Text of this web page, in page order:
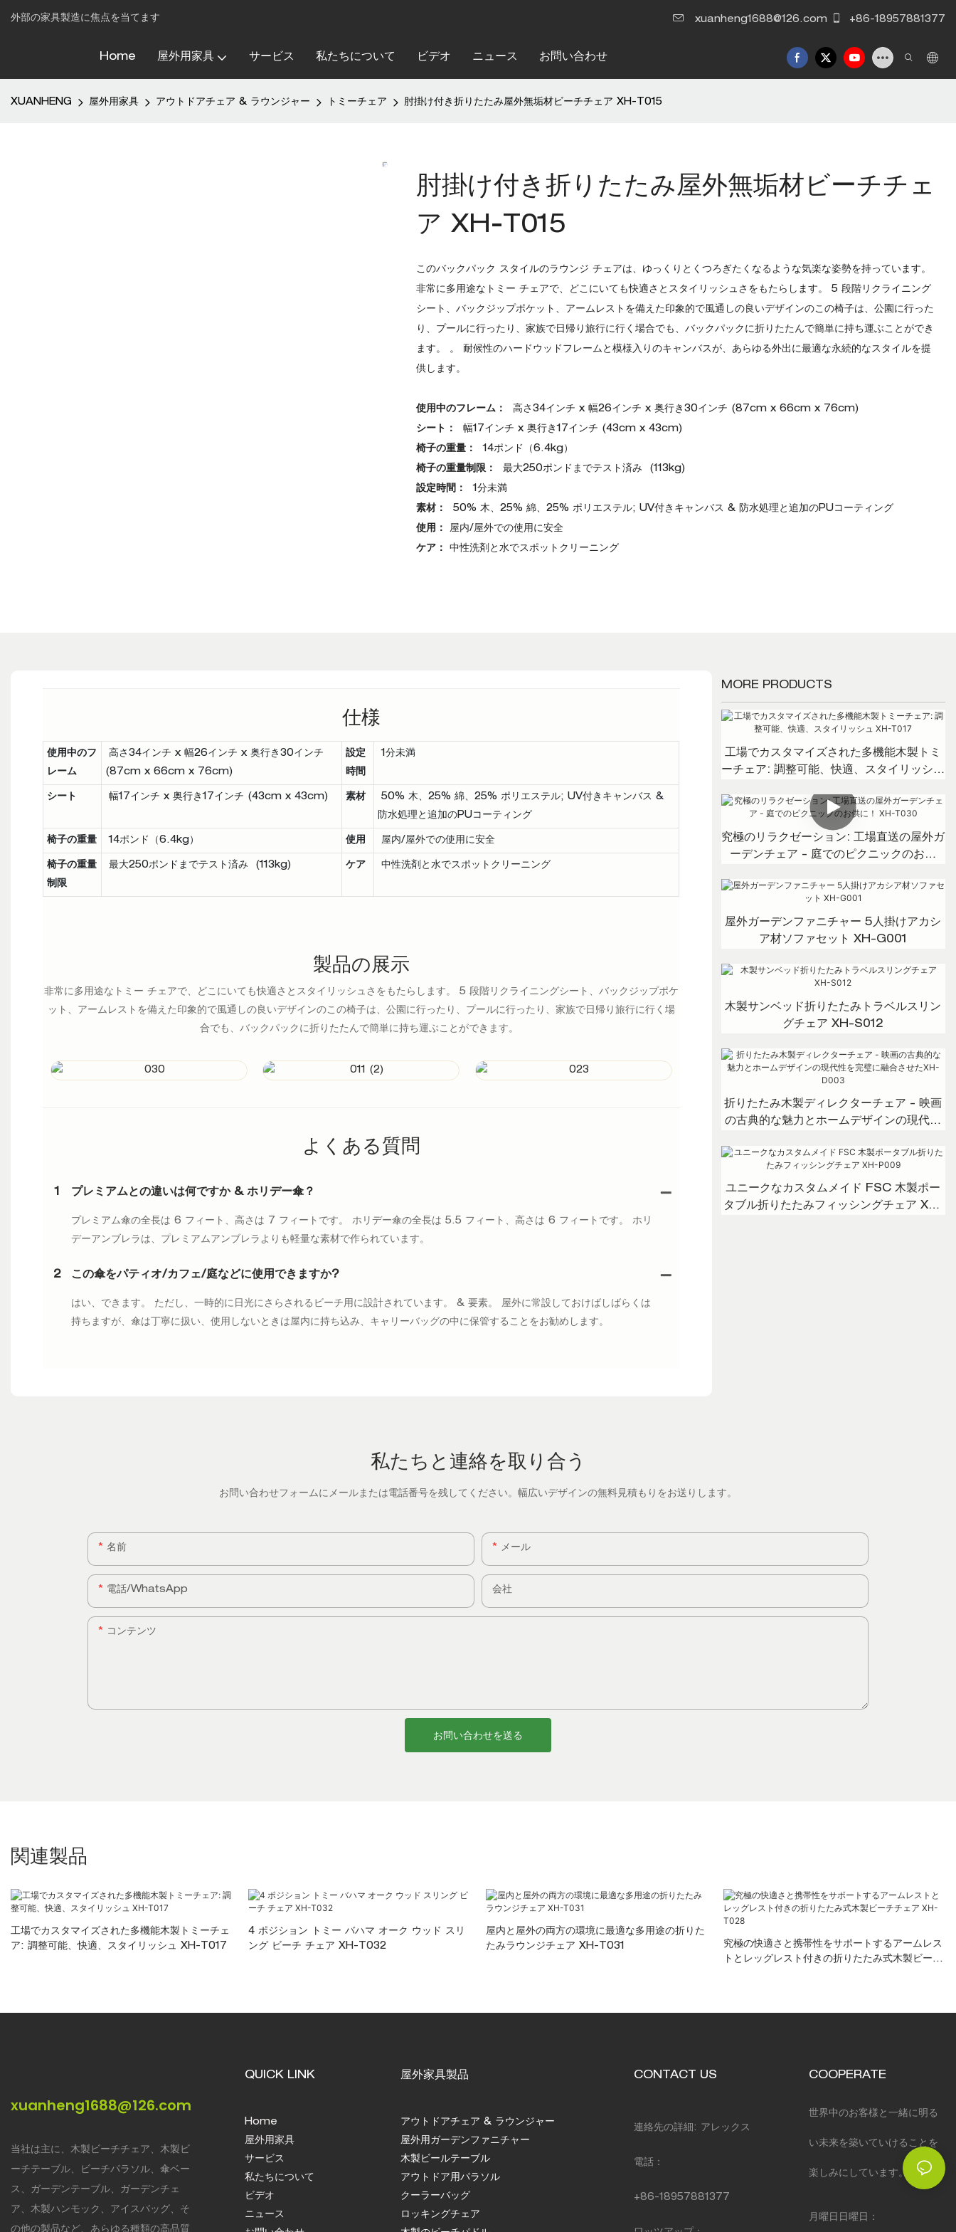
外部の家具製造に焦点を当てます xuanheng1688@126.com +86-18957881377
Home 屋外用家具 サービス 私たちについて ビデオ ニュース お問い合わせ
XUANHENG 屋外用家具 アウトドアチェア & ラウンジャー トミーチェア 肘掛け付き折りたたみ屋外無垢材ビーチチェア XH-T015
肘掛け付き折りたたみ屋外無垢材ビーチチェ
ア XH-T015
このバックパック スタイルのラウンジ チェアは、ゆっくりとくつろぎたくなるような気楽な姿勢を持っています。
非常に多用途なトミー チェアで、どこにいても快適さとスタイリッシュさをもたらします。 5 段階リクライニング
シート、バックジップポケット、アームレストを備えた印象的で風通しの良いデザインのこの椅子は、公園に行った
り、プールに行ったり、家族で日帰り旅行に行く場合でも、バックパックに折りたたんで簡単に持ち運ぶことができ
ます。 。 耐候性のハードウッドフレームと模様入りのキャンバスが、あらゆる外出に最適な永続的なスタイルを提
供します。
使用中のフレーム：
高さ34インチ x 幅26インチ x 奥行き30インチ (87cm x 66cm x 76cm)
シート：
幅17インチ x 奥行き17インチ (43cm x 43cm)
椅子の重量：
14ポンド（6.4kg）
椅子の重量制限：
最大250ポンドまでテスト済み (113kg)
設定時間：
1分未満
素材：
50% 木、25% 綿、25% ポリエステル; UV付きキャンバス & 防水処理と追加のPUコーティング
使用： 屋内/屋外での使用に安全
ケア： 中性洗剤と水でスポットクリーニング
仕様
使用中のフ
レーム
高さ34インチ x 幅26インチ x 奥行き30インチ
(87cm x 66cm x 76cm)
設定
時間
1分未満
シート 幅17インチ x 奥行き17インチ (43cm x 43cm) 素材
50% 木、25% 綿、25% ポリエステル; UV付きキャンバス &
防水処理と追加のPUコーティング
椅子の重量 14ポンド（6.4kg） 使用 屋内/屋外での使用に安全
椅子の重量
制限
最大250ポンドまでテスト済み (113kg) ケア 中性洗剤と水でスポットクリーニング
製品の展示
非常に多用途なトミー チェアで、どこにいても快適さとスタイリッシュさをもたらします。 5 段階リクライニングシート、バックジップポケ
ット、アームレストを備えた印象的で風通しの良いデザインのこの椅子は、公園に行ったり、プールに行ったり、家族で日帰り旅行に行く場
合でも、バックパックに折りたたんで簡単に持ち運ぶことができます。
よくある質問
1 プレミアムとの違いは何ですか & ホリデー傘？
プレミアム傘の全長は 6 フィート、高さは 7 フィートです。 ホリデー傘の全長は 5.5 フィート、高さは 6 フィートです。 ホリ
デーアンブレラは、プレミアムアンブレラよりも軽量な素材で作られています。
2 この傘をパティオ/カフェ/庭などに使用できますか?
はい、できます。 ただし、一時的に日光にさらされるビーチ用に設計されています。 & 要素。 屋外に常設しておけばしばらくは
持ちますが、傘は丁寧に扱い、使用しないときは屋内に持ち込み、キャリーバッグの中に保管することをお勧めします。
MORE PRODUCTS
工場でカスタマイズされた多機能木製トミ
ーチェア: 調整可能、快適、スタイリッシュ
究極のリラクゼーション: 工場直送の屋外ガ
ーデンチェア - 庭でのピクニックのお供
屋外ガーデンファニチャー 5人掛けアカシ
ア材ソファセット XH-G001
木製サンベッド折りたたみトラベルスリン
グチェア XH-S012
折りたたみ木製ディレクターチェア - 映画
の古典的な魅力とホームデザインの現代性
ユニークなカスタムメイド FSC 木製ポー
タブル折りたたみフィッシングチェア XH-
私たちと連絡を取り合う
お問い合わせフォームにメールまたは電話番号を残してください。幅広いデザインの無料見積もりをお送りします。
名前 メール
電話/WhatsApp 会社
コンテンツ
お問い合わせを送る
関連製品
工場でカスタマイズされた多機能木製トミーチェ
ア: 調整可能、快適、スタイリッシュ XH-T017
4 ポジション トミー バハマ オーク ウッド スリ
ング ビーチ チェア XH-T032
屋内と屋外の両方の環境に最適な多用途の折りた
たみラウンジチェア XH-T031
究極の快適さと携帯性をサポートするアームレス
トとレッグレスト付きの折りたたみ式木製ビーチ
xuanheng1688@126.com
当社は主に、木製ビーチチェア、木製ビ
ーチテーブル、ビーチパラソル、傘ベー
ス、ガーデンテーブル、ガーデンチェ
ア、木製ハンモック、アイスバッグ、そ
の他の製品など、あらゆる種類の高品質
QUICK LINK
Home
屋外用家具
サービス
私たちについて
ビデオ
ニュース
屋外家具製品
アウトドアチェア & ラウンジャー
屋外用ガーデンファニチャー
木製ビールテーブル
アウトドア用パラソル
クーラーバッグ
ロッキングチェア
CONTACT US
連絡先の詳細: アレックス
電話：
+86-18957881377
COOPERATE
世界中のお客様と一緒に明る
い未来を築いていけることを
楽しみにしています。
月曜日日曜日：